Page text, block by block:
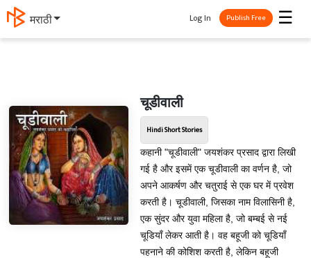
मराठी ☰
Log In Publish Free
चूडीवाली
Hindi Short Stories
कहानी "चूडीवाली" जयशंकर प्रसाद द्वारा लिखी
गई है और इसमें एक चूडीवाली का वर्णन है, जो
अपने आकर्षण और चतुराई से एक घर में प्रवेश
करती है। चूडीवाली, जिसका नाम विलासिनी है,
एक सुंदर और युवा महिला है, जो बम्बई से नई
चूडियाँ लेकर आती है। वह बहूजी को चूडियाँ
पहनाने की कोशिश करती है, लेकिन बहूजी